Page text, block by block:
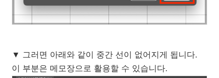
▼ 그러면 아래와 같이 중간 선이 없어지게 됩니다.
이 부분은 메모장으로 활용할 수 있습니다.